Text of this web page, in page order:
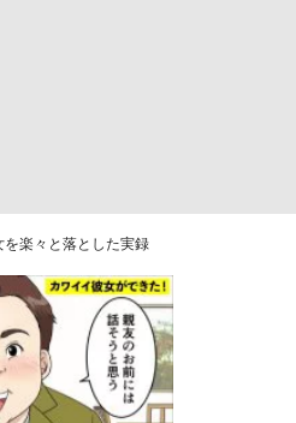
を楽々と落とした実録